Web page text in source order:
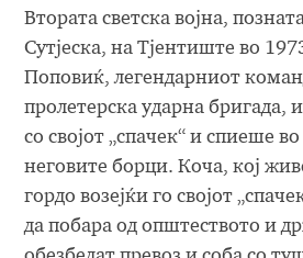
Втората светска војна,
Сутјеска, на Тјентиште во
Поповиќ, легендарниот
пролетерска ударна бригада, и
со својот „спачек“ и спиеше
неговите борци. Коча, кој
гордо возејќи го својот
да побара од општеството и